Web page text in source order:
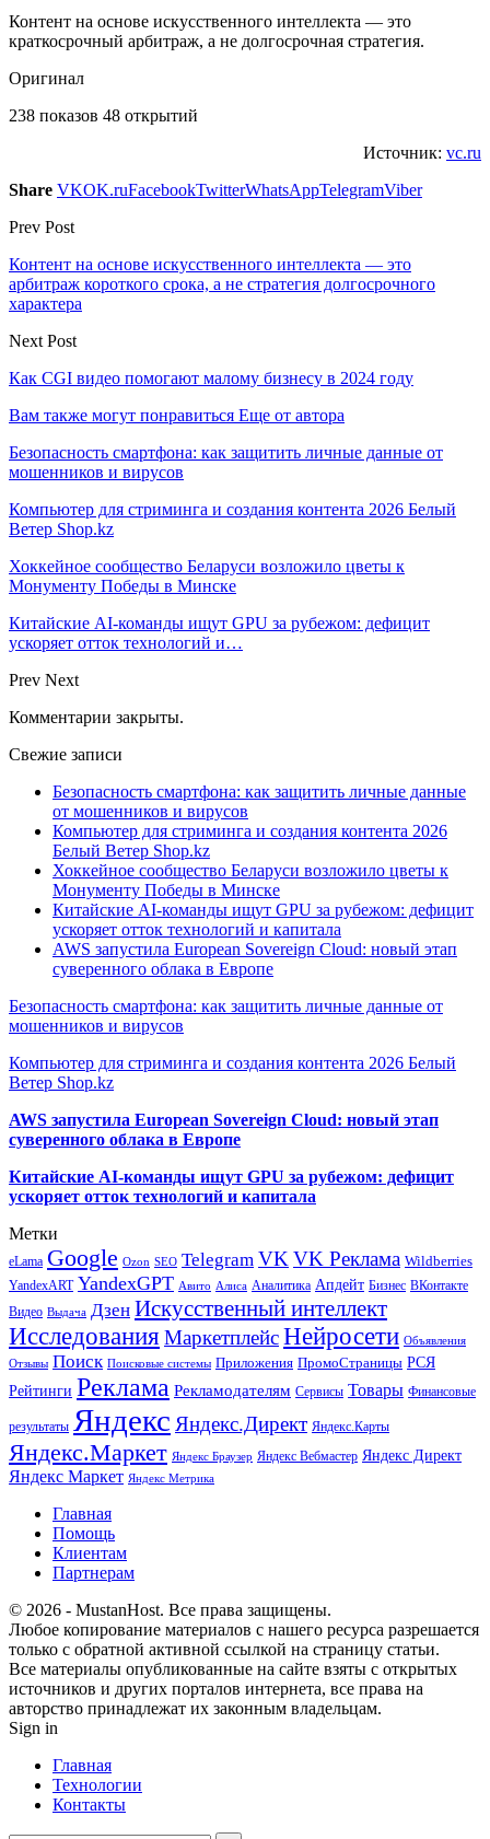
Контент на основе искусственного интеллекта — это
краткосрочный арбитраж, а не долгосрочная стратегия.
Оригинал
238 показов 48 открытий
Источник: vc.ru
Share VKOK.ruFacebookTwitterWhatsAppTelegramViber
Prev Post
Контент на основе искусственного интеллекта — это
арбитраж короткого срока, а не стратегия долгосрочного
характера
Next Post
Как CGI видео помогают малому бизнесу в 2024 году
Вам также могут понравиться Еще от автора
Безопасность смартфона: как защитить личные данные от
мошенников и вирусов
Компьютер для стриминга и создания контента 2026 Белый
Ветер Shop.kz
Хоккейное сообщество Беларуси возложило цветы к
Монументу Победы в Минске
Китайские AI-команды ищут GPU за рубежом: дефицит
ускоряет отток технологий и…
Prev Next
Комментарии закрыты.
Свежие записи
Безопасность смартфона: как защитить личные данные
от мошенников и вирусов
Компьютер для стриминга и создания контента 2026
Белый Ветер Shop.kz
Хоккейное сообщество Беларуси возложило цветы к
Монументу Победы в Минске
Китайские AI-команды ищут GPU за рубежом: дефицит
ускоряет отток технологий и капитала
AWS запустила European Sovereign Cloud: новый этап
суверенного облака в Европе
Безопасность смартфона: как защитить личные данные от
мошенников и вирусов
Компьютер для стриминга и создания контента 2026 Белый
Ветер Shop.kz
AWS запустила European Sovereign Cloud: новый этап
суверенного облака в Европе
Китайские AI-команды ищут GPU за рубежом: дефицит
ускоряет отток технологий и капитала
Метки
eLama Google Ozon SEO Telegram VK VK Реклама Wildberries
YandexART YandexGPT Авито Алиса Аналитика Апдейт Бизнес ВКонтакте
Видео Выдача Дзен Искусственный интеллект
Исследования МаркетплейсНейросети Объявления
Отзывы Поиск Поисковые системы Приложения ПромоСтраницы РСЯ
Рейтинги Реклама Рекламодателям Сервисы Товары Финансовые
результаты Яндекс Яндекс.Директ Яндекс.Карты
Яндекс.Маркет Яндекс Браузер Яндекс Вебмастер Яндекс Директ
Яндекс Маркет Яндекс Метрика
Главная
Помощь
Клиентам
Партнерам
© 2026 - MustanHost. Все права защищены.
Любое копирование материалов с нашего ресурса разрешается
только с обратной активной ссылкой на страницу статьи.
Все материалы опубликованные на сайте взяты с открытых
источников и других порталов интернета, все права на
авторство принадлежат их законным владельцам.
Sign in
Главная
Технологии
Контакты